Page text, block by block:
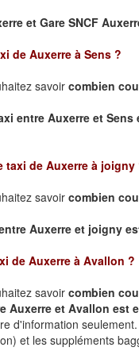
et Gare SNCF
de Auxerre à Sens ?
savoir combien
entre Auxerre et Sens
taxi de Auxerre à joigny
savoir combien
Auxerre et joigny
deAuxerre à Avallon ?
savoir combien
Auxerre et Avallon est
d'information seulement.
et les suppléments